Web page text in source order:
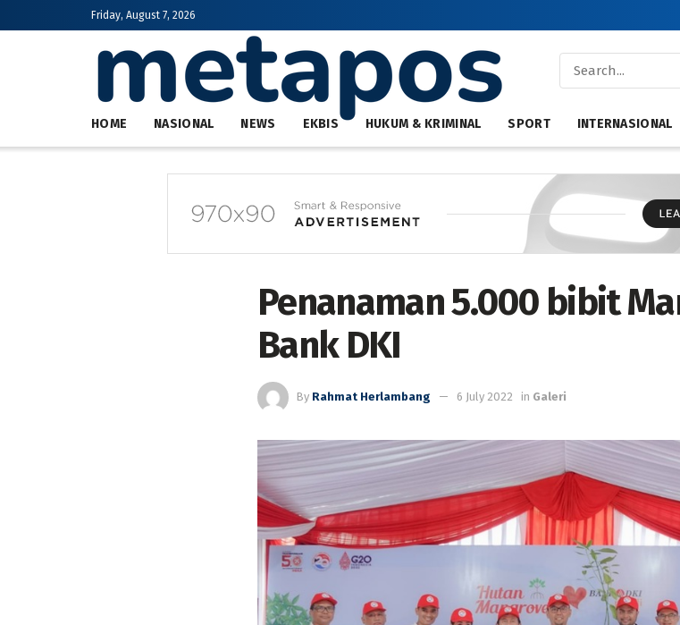
Friday, August 7, 2026
HOME NASIONAL NEWS EKBIS HUKUM & KRIMINAL SPORT INTERNASIONAL
Penanaman 5.000 bibit
Bank DKI
By Rahmat Herlambang 6 July 2022 in Galeri